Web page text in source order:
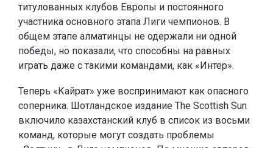
титулованных клубов Европы и постоянного
участника основного этапа Лиги чемпионов. В
общем этапе алматинцы не одержали ни одной
победы, но показали, что способны на равных
играть даже с такими командами, как «Интер».
Теперь «Кайрат» уже воспринимают как опасного
соперника. Шотландское издание The Scottish Sun
включило казахстанский клуб в список из восьми
команд, которые могут создать проблемы